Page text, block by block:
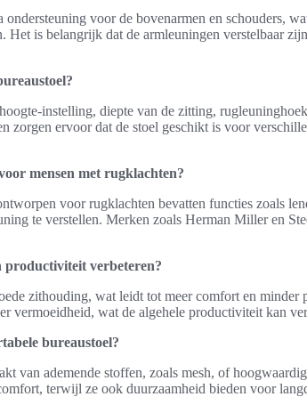
ondersteuning voor de bovenarmen en schouders,
Het is belangrijk dat de armleuningen verstelbaar
instelling, diepte van de zitting,
zorgen ervoor dat de stoel geschikt is voor
mensen met rugklachten?
voor rugklachten bevatten functies zoals
te verstellen. Merken zoals Herman Miller en
productiviteit verbeteren?
zithouding, wat leidt tot meer comfort en minder
vermoeidheid, wat de algehele productiviteit kan
bureaustoel?
van ademende stoffen, zoals mesh, of
terwijl ze ook duurzaamheid bieden voor